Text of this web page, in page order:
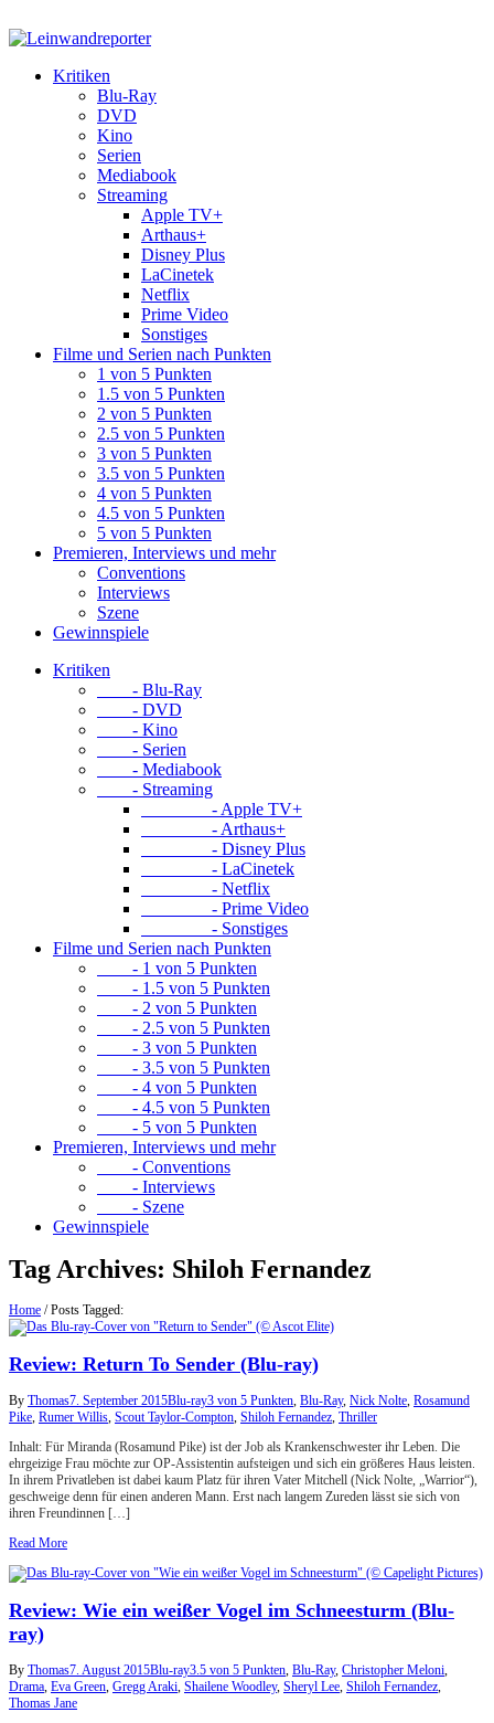
Kritiken
Blu-Ray
DVD
Kino
Serien
Mediabook
Streaming
Apple TV+
Arthaus+
Disney Plus
LaCinetek
Netflix
Prime Video
Sonstiges
Filme und Serien nach Punkten
1 von 5 Punkten
1.5 von 5 Punkten
2 von 5 Punkten
2.5 von 5 Punkten
3 von 5 Punkten
3.5 von 5 Punkten
4 von 5 Punkten
4.5 von 5 Punkten
5 von 5 Punkten
Premieren, Interviews und mehr
Conventions
Interviews
Szene
Gewinnspiele
Kritiken
- Blu-Ray
- DVD
- Kino
- Serien
- Mediabook
- Streaming
- Apple TV+
- Arthaus+
- Disney Plus
- LaCinetek
- Netflix
- Prime Video
- Sonstiges
Filme und Serien nach Punkten
- 1 von 5 Punkten
- 1.5 von 5 Punkten
- 2 von 5 Punkten
- 2.5 von 5 Punkten
- 3 von 5 Punkten
- 3.5 von 5 Punkten
- 4 von 5 Punkten
- 4.5 von 5 Punkten
- 5 von 5 Punkten
Premieren, Interviews und mehr
- Conventions
- Interviews
- Szene
Gewinnspiele
Tag Archives: Shiloh Fernandez
Home /Posts Tagged:
Review: Return To Sender (Blu-ray)
By Thomas7. September 2015Blu-ray3 von 5 Punkten, Blu-Ray, Nick Nolte, Rosamund
Pike, Rumer Willis, Scout Taylor-Compton, Shiloh Fernandez, Thriller
Inhalt: Für Miranda (Rosamund Pike) ist der Job als Krankenschwester ihr Leben. Die
ehrgeizige Frau möchte zur OP-Assistentin aufsteigen und sich ein größeres Haus leisten.
In ihrem Privatleben ist dabei kaum Platz für ihren Vater Mitchell (Nick Nolte, „Warrior“),
geschweige denn für einen anderen Mann. Erst nach langem Zureden lässt sie sich von
ihren Freundinnen […]
Read More
Review: Wie ein weißer Vogel im Schneesturm (Blu-
ray)
By Thomas7. August 2015Blu-ray3.5 von 5 Punkten, Blu-Ray, Christopher Meloni,
Drama, Eva Green, Gregg Araki, Shailene Woodley, Sheryl Lee, Shiloh Fernandez,
Thomas Jane